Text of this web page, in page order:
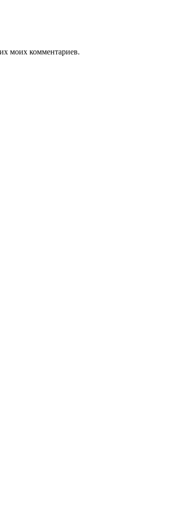
моих комментариев.